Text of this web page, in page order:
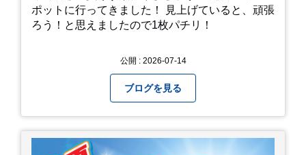
ポットに行ってきました！ 見上げていると、頑張
ろう！と思えましたので1枚パチリ！
公開 : 2026-07-14
ブログを見る